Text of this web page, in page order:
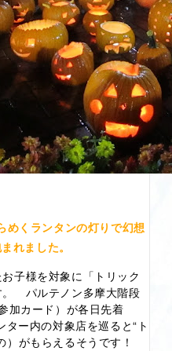
めくランタンの灯りで幻想
れました。
子様を対象に「トリック
。 パルテノン多摩大階段
加カード）が各日先着
ー内の対象店を巡ると“ト
）がもらえるそうです！